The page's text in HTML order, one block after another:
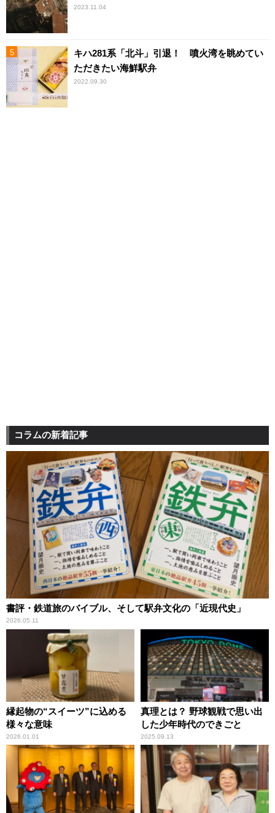
2023.11.04
キハ281系「北斗」引退！ 噴火湾を眺めてい
ただきたい海鮮駅弁
2022.09.30
コラムの新着記事
書評・鉄道旅のバイブル、そして駅弁文化の「近現代史」
2026.05.11
縁起物の“スイーツ”に込める
様々な意味
2026.01.01
真理とは？ 野球観戦で思い出
した少年時代のできごと
2025.09.13